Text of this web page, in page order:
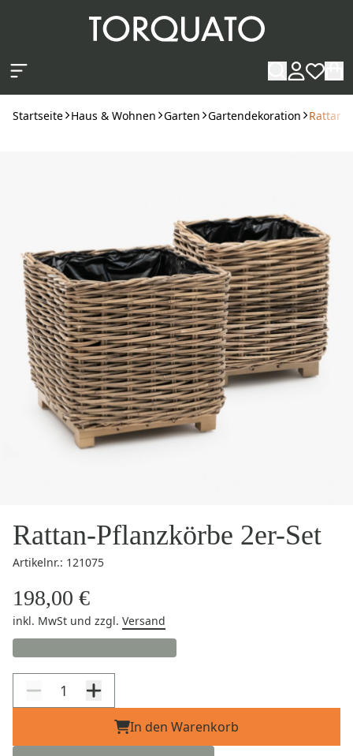
Startseite Haus & Wohnen Garten Gartendekoration Rattan-
Rattan-Pflanzkörbe 2er-Set
Artikelnr.: 121075
198,00 €
inkl. MwSt und zzgl. Versand
In den Warenkorb